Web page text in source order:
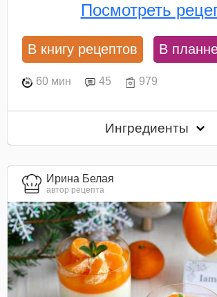
Посмотреть
В книгу рецептов В
60 мин 45 979
Ингредиенты
Ирина Белая
автор рецепта